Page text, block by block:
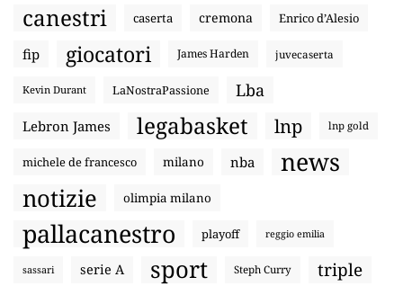
canestri caserta cremona Enrico d’Alesio
fip giocatori James Harden juvecaserta
Kevin Durant LaNostraPassione Lba
Lebron James legabasket lnp lnp gold
michele de francesco milano nba news
notizie olimpia milano
pallacanestro playoff reggio emilia
sassari serie A sport Steph Curry triple